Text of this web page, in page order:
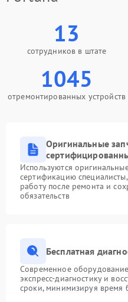
13
сотрудников в штате
1045
отремонтированных устройств
Оригинальные
Используются
сертификацию
работу после ремонта и
обязательств
Бесплатная
Современное
экспресс-диагностику и
сроки, минимизируя время